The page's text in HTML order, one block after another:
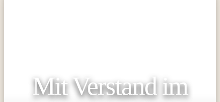
Mit Verstand im